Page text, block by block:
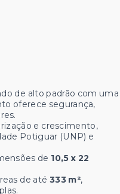
de alto padrão com uma
oferece segurança,
e crescimento,
Potiguar (UNP) e
de 10,5 x 22
de até 333 m²,